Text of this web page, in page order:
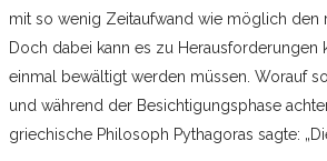
mit so wenig Zeitaufwand wie möglich den
Doch dabei kann es zu Herausforderungen
einmal bewältigt werden müssen. Worauf
und während der Besichtigungsphase
griechische Philosoph Pythagoras sagte: